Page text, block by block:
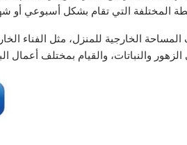
المختلفة التي تقام بشكل أسبوعي أو
الخارجية للمنزل، مثل الفناء
والنباتات، والقيام بمختلف أعمال